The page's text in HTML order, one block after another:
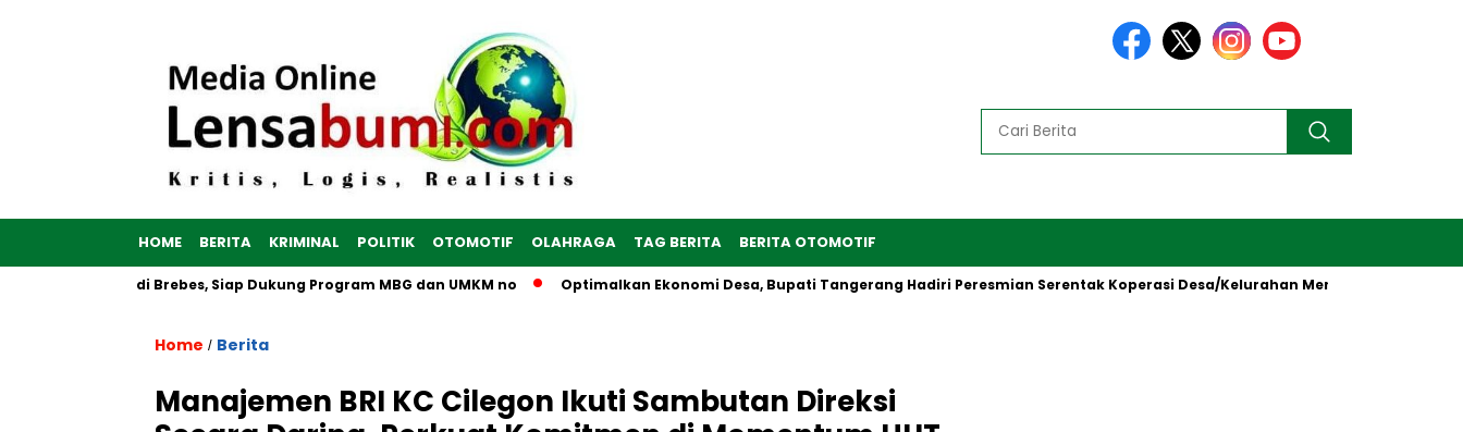
HOME BERITA KRIMINAL POLITIK OTOMOTIF OLAHRAGA TAG BERITA BERITA OTOMOTIF
Dibangun di Brebes, Siap Dukung Program MBG dan UMKM no Optimalkan Ekonomi Desa, Bupati Tangerang Hadiri Peresmian Serentak Koperasi Desa/Kelurahan Merah Putih oleh Presiden
Home / Berita
Manajemen BRI KC Cilegon Ikuti Sambutan Direksi